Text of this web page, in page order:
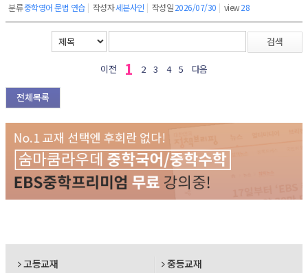
분류중학영어 문법 연습 | 작성자세븐사인 | 작성일2026/07/30 | view28
검색
이전 1 2 3 4 5 다음
전체목록
고등교재 중등교재